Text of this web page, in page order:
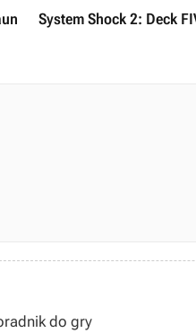
System Shock 2: Deck
do gry